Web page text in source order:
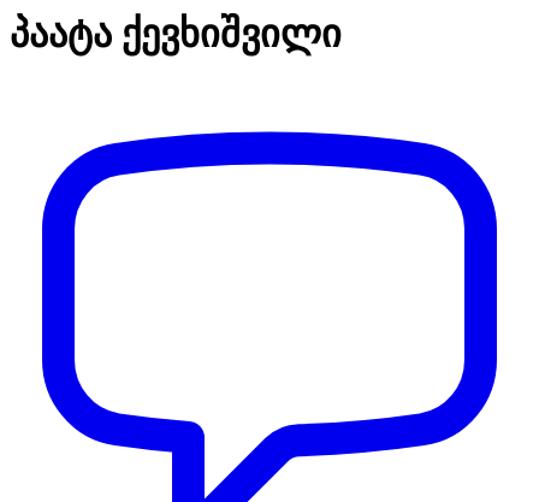
პაატა ქევხიშვილი